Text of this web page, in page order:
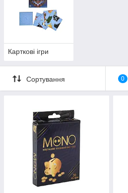
Карткові ігри
Сортування 0